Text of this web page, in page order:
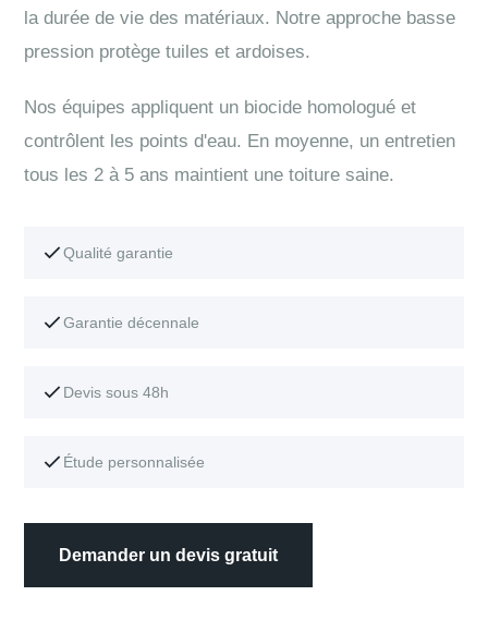
la durée de vie des matériaux. Notre approche basse
pression protège tuiles et ardoises.
Nos équipes appliquent un biocide homologué et
contrôlent les points d'eau. En moyenne, un entretien
tous les 2 à 5 ans maintient une toiture saine.
Qualité garantie
Garantie décennale
Devis sous 48h
Étude personnalisée
Demander un devis gratuit